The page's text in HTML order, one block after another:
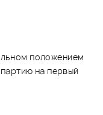
положением
на первый